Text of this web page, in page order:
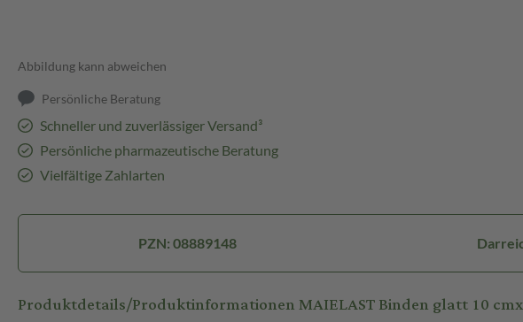
Abbildung kann abweichen
Persönliche Beratung
Schneller und zuverlässiger Versand³
Persönliche pharmazeutische Beratung
Vielfältige Zahlarten
PZN: 08889148
Produktdetails/Produktinformationen MAIELAST Binden glatt 10